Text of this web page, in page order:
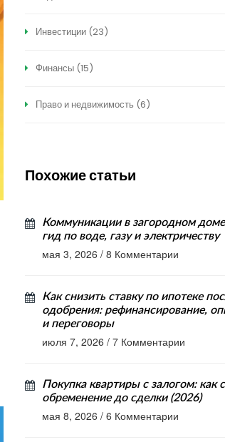
Инвестиции (23)
Финансы (15)
Право и недвижимость (6)
Похожие статьи
Коммуникации в загородном
гид по воде, газу и электричеству
мая 3, 2026 / 8 Комментарии
Как снизить ставку по ипотеке
одобрения: рефинансирование,
и переговоры
июля 7, 2026 / 7 Комментарии
Покупка квартиры с залогом: как
обременение до сделки (2026)
мая 8, 2026 / 6 Комментарии